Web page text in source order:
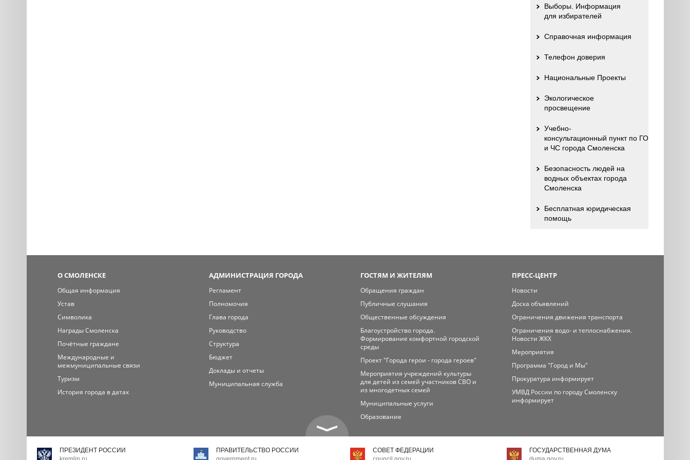
Выборы. Информация
для избирателей
Справочная информация
Телефон доверия
Национальные Проекты
Экологическое
просвещение
Учебно-
консультационный пункт по ГО
и ЧС города Смоленска
Безопасность людей на
водных объектах города
Смоленска
Бесплатная юридическая
помощь
О СМОЛЕНСКЕ
Общая информация
Устав
Символика
Награды Смоленска
Почётные граждане
Международные и
межмуниципальные связи
Туризм
История города в датах
АДМИНИСТРАЦИЯ ГОРОДА
Регламент
Полномочия
Глава города
Руководство
Структура
Бюджет
Доклады и отчеты
Муниципальная служба
ГОСТЯМ И ЖИТЕЛЯМ
Обращения граждан
Публичные слушания
Общественные обсуждения
Благоустройство города.
Формирование комфортной городской
среды
Проект "Города герои - города героев"
Мероприятия учреждений культуры
для детей из семей участников СВО и
из многодетных семей
Муниципальные услуги
Образование
ПРЕСС-ЦЕНТР
Новости
Доска объявлений
Ограничения движения транспорта
Ограничения водо- и теплоснабжения.
Новости ЖКХ
Мероприятия
Программа "Город и Мы"
Прокуратура информирует
УМВД России по городу Смоленску
информирует
ПРЕЗИДЕНТ РОССИИ
ПРАВИТЕЛЬСТВО РОССИИ
СОВЕТ ФЕДЕРАЦИИ
ГОСУДАРСТВЕННАЯ ДУМА